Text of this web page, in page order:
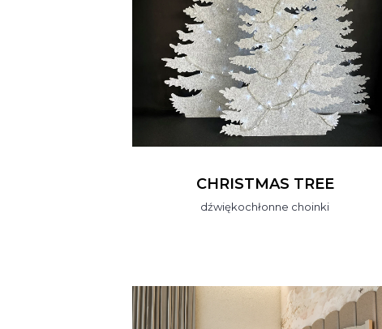
CHRISTMAS TREE
dźwiękochłonne choinki